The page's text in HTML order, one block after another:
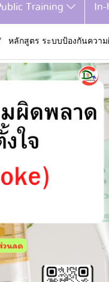
Training In-
หลักสูตร ระบบป้องกันความ